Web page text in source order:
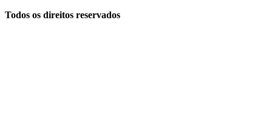
Todos os direitos reservados